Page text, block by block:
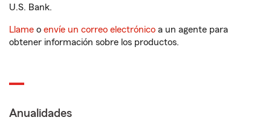
U.S. Bank.
Llame o envíe un correo electrónico a un agente para
obtener información sobre los productos.
Anualidades